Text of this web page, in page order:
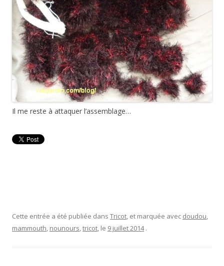
Il me reste à attaquer l’assemblage…
Cette entrée a été publiée dans Tricot, et marquée avec doudou,
mammouth, nounours,tricot, le 9 juillet 2014 .